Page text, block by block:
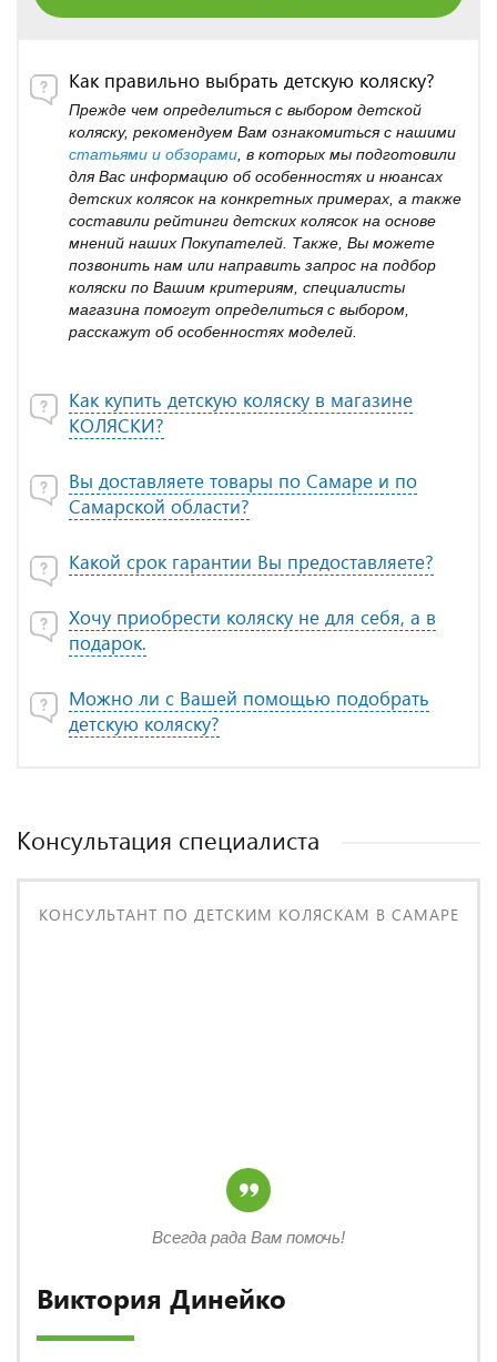
Как правильно выбрать детскую коляску?
Прежде чем определиться с выбором детской
коляску, рекомендуем Вам ознакомиться с нашими
статьями и обзорами , в которых мы подготовили
для Вас информацию об особенностях и нюансах
детских колясок на конкретных примерах, а также
составили рейтинги детских колясок на основе
мнений наших Покупателей. Также, Вы можете
позвонить нам или направить запрос на подбор
коляски по Вашим критериям, специалисты
магазина помогут определиться с выбором,
расскажут об особенностях моделей.
Как купить детскую коляску в магазине
КОЛЯСКИ?
Вы доставляете товары по Самаре и по
Самарской области?
Какой срок гарантии Вы предоставляете?
Хочу приобрести коляску не для себя, а в
подарок.
Можно ли с Вашей помощью подобрать
детскую коляску?
Консультация специалиста
КОНСУЛЬТАНТ ПО ДЕТСКИМ КОЛЯСКАМ В САМАРЕ
Виктория Динейко
Всегда рада Вам помочь!